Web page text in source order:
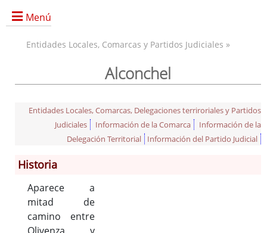
Menú
Información General
Historia
Monumentos
Entidades Locales, Comarcas y Partidos Judiciales »
Alconchel
Entidades Locales, Comarcas, Delegaciones terriroriales y Partidos
Judiciales
Información de la Comarca
Información de la
Delegación Territorial
Información del Partido Judicial
Historia
Aparece a
mitad de
camino entre